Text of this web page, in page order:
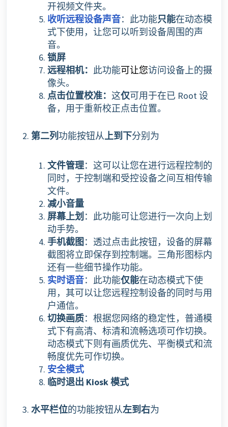
开视频文件夹。
收听远程设备声音：此功能只能在动态模
式下使用，让您可以听到设备周围的声
音。
锁屏
远程相机： 此功能可让您访问设备上的摄
像头。
点击位置校准： 这仅可用于在已 Root 设
备，用于重新校正点击位置。
第二列功能按钮从上到下分别为
文件管理：这可以让您在进行远程控制的
同时，于控制端和受控设备之间互相传输
文件。
减小音量
屏幕上划 ：此功能可让您进行一次向上划
动手势。
手机截图 ：透过点击此按钮，设备的屏幕
截图将立即保存到控制端。三角形图标内
还有一些细节操作功能。
实时语音：此功能仅能在动态模式下使
用，其可以让您远程控制设备的同时与用
户通信。
切换画质：根据您网络的稳定性，普通模
式下有高清、标清和流畅选项可作切换。
动态模式下则有画质优先、平衡模式和流
畅度优先可作切换。
安全模式
临时退出 Kiosk 模式
水平栏位的功能按钮从左到右为